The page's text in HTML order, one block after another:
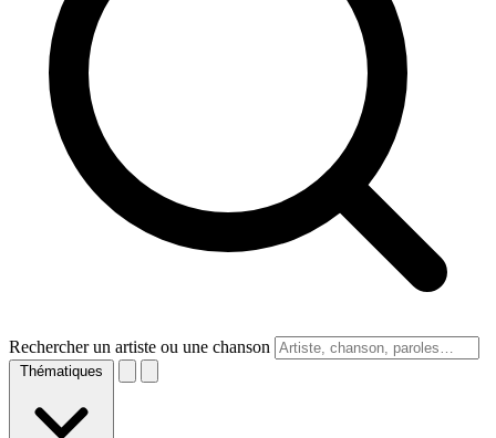
Rechercher un artiste ou une chanson
Thématiques